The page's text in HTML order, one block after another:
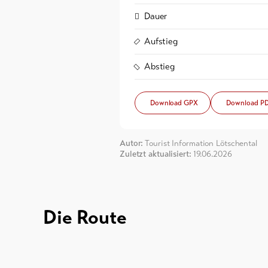
Dauer
Aufstieg
Abstieg
Download GPX Download
Autor: Tourist Information Lötschental
Zuletzt aktualisiert: 19.06.2026
Die Route